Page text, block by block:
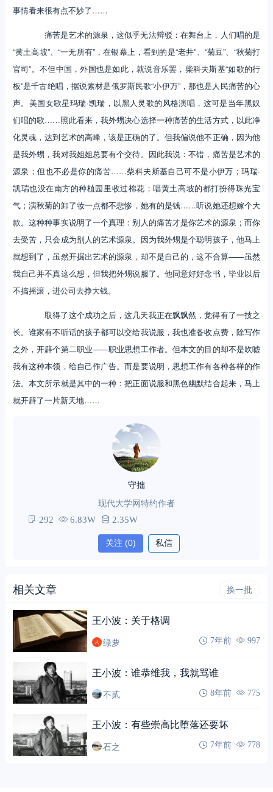
事情看来很有点不妙了……
痛苦是艺术的源泉，这似乎无法辩驳：在舞台上，人们唱的是
“黄土高坡”、“一无所有”，在银幕上，看到的是“老井”、“菊豆”、“秋菊打
官司”。不但中国，外国也是如此，就说音乐罢，柴科夫斯基“如歌的行
板”是千古绝唱，据说素材是俄罗斯民歌“小伊万”，那也是人民痛苦的心
声。美国女歌星玛瑞·凯瑞，以黑人灵歌的风格演唱，这可是当年黑奴
们唱的歌……照此看来，我外甥决心选择一种痛苦的生活方式，以此净
化灵魂，达到艺术的高峰，该是正确的了。但我偏说他不正确，因为他
是我外甥，我对我姐姐总要有个交待。因此我说：不错，痛苦是艺术的
源泉；但也不必是你的痛苦……柴科夫斯基自己可不是小伊万；玛瑞·
凯瑞也没在南方的种植园里收过棉花；唱黄土高坡的都打扮得珠光宝
气；演秋菊的卸了妆一点都不悲惨，她有的是钱……听说她还想嫁个大
款。这种种事实说明了一个真理：别人的痛苦才是你艺术的源泉；而你
去受苦，只会成为别人的艺术源泉。因为我外甥是个聪明孩子，他马上
就想到了，虽然开掘出艺术的源泉，却不是自己的，这不合算——虽然
我自己并不真这么想，但我把外甥说服了。他同意好好念书，毕业以后
不搞摇滚，进公司去挣大钱。
取得了这个成功之后，这几天我正在飘飘然，觉得有了一技之
长。谁家有不听话的孩子都可以交给我说服，我也准备收点费，除写作
之外，开辟个第二职业——职业思想工作者。但本文的目的却不是吹嘘
我有这种本领，给自己作广告。而是要说明，思想工作有各种各样的作
法。本文所示就是其中的一种：把正面说服和黑色幽默结合起来，马上
就开辟了一片新天地……
守拙
现代大学网特约作者
292 6.83W 2.35W
关注 (0) 私信
相关文章 换一批
王小波：关于格调
绿萝 7年前 997
王小波：谁恭维我，我就骂谁
不贰 8年前 775
王小波：有些崇高比堕落还要坏
石之 7年前 778